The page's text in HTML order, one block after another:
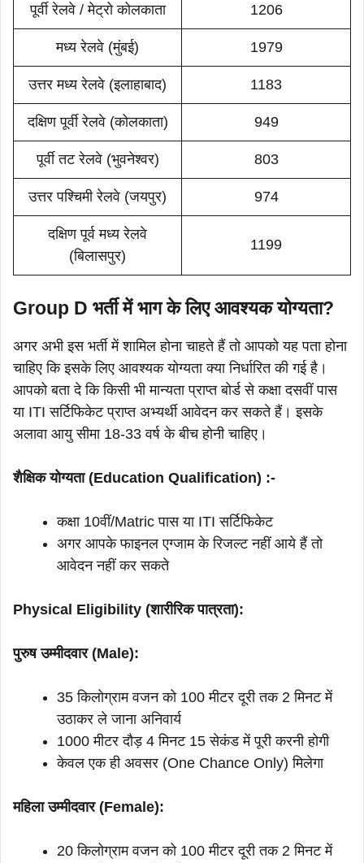
पूर्वी रेलवे / मेट्रो कोलकाता 1206
मध्य रेलवे (मुंबई) 1979
उत्तर मध्य रेलवे (इलाहाबाद) 1183
दक्षिण पूर्वी रेलवे (कोलकाता) 949
पूर्वी तट रेलवे (भुवनेश्वर) 803
उत्तर पश्चिमी रेलवे (जयपुर) 974
दक्षिण पूर्व मध्य रेलवे
(बिलासपुर)
1199
Group D भर्ती में भाग के लिए आवश्यक योग्यता?
अगर अभी इस भर्ती में शामिल होना चाहते हैं तो आपको यह पता होना
चाहिए कि इसके लिए आवश्यक योग्यता क्या निर्धारित की गई है।
आपको बता दे कि किसी भी मान्यता प्राप्त बोर्ड से कक्षा दसवीं पास
या ITI सर्टिफिकेट प्राप्त अभ्यर्थी आवेदन कर सकते हैं। इसके
अलावा आयु सीमा 18-33 वर्ष के बीच होनी चाहिए।
शैक्षिक योग्यता (Education Qualification) :-
कक्षा 10वीं/Matric पास या ITI सर्टिफिकेट
अगर आपके फाइनल एग्जाम के रिजल्ट नहीं आये हैं तो
आवेदन नहीं कर सकते
Physical Eligibility (शारीरिक पात्रता):
पुरुष उम्मीदवार (Male):
35 किलोग्राम वजन को 100 मीटर दूरी तक 2 मिनट में
उठाकर ले जाना अनिवार्य
1000 मीटर दौड़ 4 मिनट 15 सेकंड में पूरी करनी होगी
केवल एक ही अवसर (One Chance Only) मिलेगा
महिला उम्मीदवार (Female):
20 किलोग्राम वजन को 100 मीटर दूरी तक 2 मिनट में